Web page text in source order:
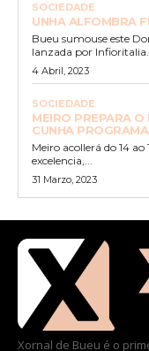
SOCIEDADE
UNHA ALFOMBRA
Bueu sumouse este
lanzada por
4 Abril, 2023
SOCIEDADE
MEIRO PREPARA
CUNHA
Meiro acollerá do 14
excelencia,...
31 Marzo, 2023
Xornal de Bueu é o